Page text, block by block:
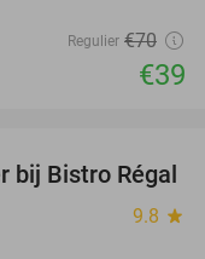
Regulier €70
€39
40%
bij Bistro Régal
9.8 star